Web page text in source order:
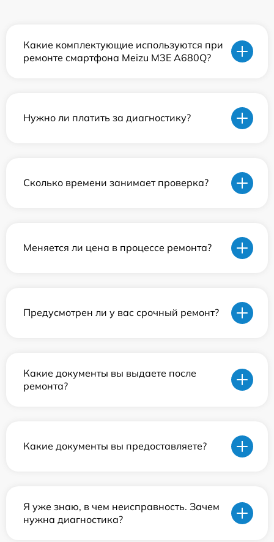
Какие комплектующие используются при
ремонте смартфона Meizu M3E A680Q?
Нужно ли платить за диагностику?
Сколько времени занимает проверка?
Меняется ли цена в процессе ремонта?
Предусмотрен ли у вас срочный ремонт?
Какие документы вы выдаете после
ремонта?
Какие документы вы предоставляете?
Я уже знаю, в чем неисправность. Зачем
нужна диагностика?